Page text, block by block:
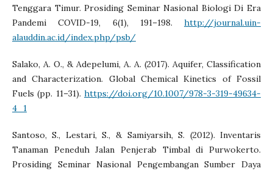
Tenggara Timur. Prosiding Seminar Nasional Biologi Di Era
Pandemi COVID-19, 6(1), 191–198.http://journal.uin-
alauddin.ac.id/index.php/psb/
Salako, A. O., & Adepelumi, A. A. (2017). Aquifer, Classification
and Characterization. Global Chemical Kinetics of Fossil
Fuels (pp. 11–31).https://doi.org/10.1007/978-3-319-49634-
4_1
Santoso, S., Lestari, S., & Samiyarsih, S. (2012). Inventaris
Tanaman Peneduh Jalan Penjerab Timbal di Purwokerto.
Prosiding Seminar Nasional Pengembangan Sumber Daya